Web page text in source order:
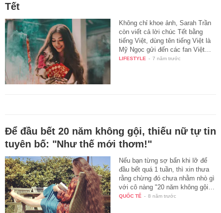
Tết
Không chỉ khoe ảnh, Sarah Trần
còn viết cả lời chúc Tết bằng
tiếng Việt, dùng tên tiếng Việt là
Mỹ Ngọc gửi đến các fan Việt…
LIFESTYLE - 7 năm trước
Để đầu bết 20 năm không gội, thiếu nữ tự tin
tuyên bố: "Như thế mới thơm!"
Nếu bạn từng sợ bẩn khi lỡ để
đầu bết quá 1 tuần, thì xin thưa
rằng chừng đó chưa nhằm nhò gì
với cô nàng "20 năm không gội…
QUỐC TẾ - 8 năm trước